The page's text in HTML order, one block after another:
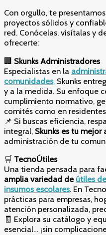
Con orgullo, te
proyectos sólidos y
red. Conócelas, visítalas y
ofrecerte:
🏢 Skunks Administradores
Especialistas en la
comunidades, Skunks
y a la medida. Su enfoque
cumplimiento normativo,
comités como en
📌 Si buscas eficiencia,
integral, Skunks es tu mejor
administración de tu
🛒 TecnoÚtiles
Una tienda pensada para
amplia variedad de útiles
insumos escolares. En
prácticas para empresas,
atención personalizada,
🧾 Explora su catálogo y
esencial… ¡sin